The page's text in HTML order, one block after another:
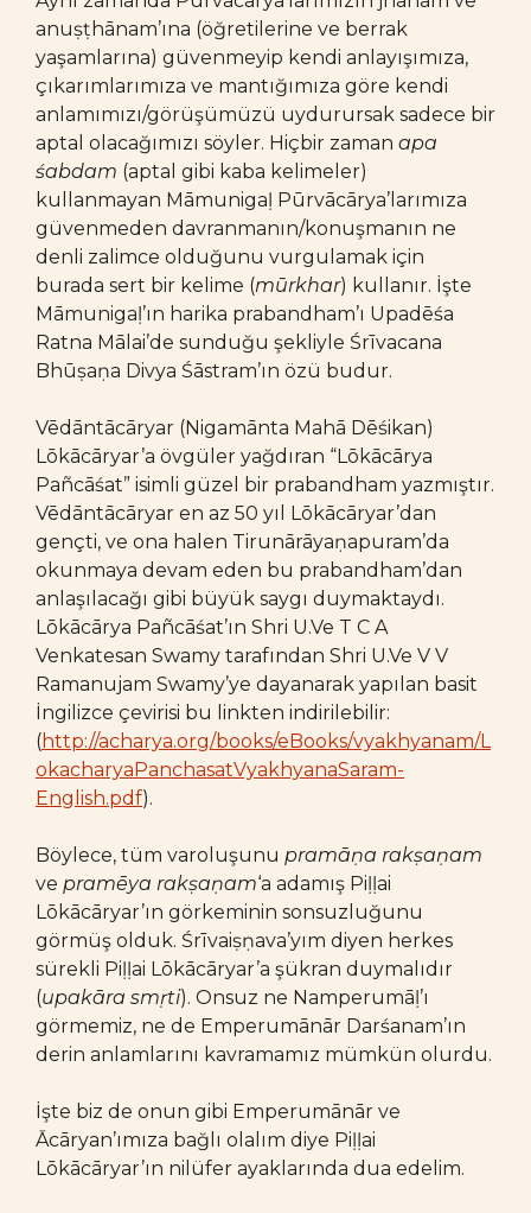
anuṣṭhānam’ına (öğretilerine ve berrak
yaşamlarına) güvenmeyip kendi anlayışımıza,
çıkarımlarımıza ve mantığımıza göre kendi
anlamımızı/görüşümüzü uydurursak sadece bir
aptal olacağımızı söyler. Hiçbir zaman apa
śabdam (aptal gibi kaba kelimeler)
kullanmayan Māmunigaḷ Pūrvācārya’larımıza
güvenmeden davranmanın/konuşmanın ne
denli zalimce olduğunu vurgulamak için
burada sert bir kelime (mūrkhar) kullanır. İşte
Māmunigaḷ’ın harika prabandham’ı Upadēśa
Ratna Mālai’de sunduğu şekliyle Śrīvacana
Bhūṣaṇa Divya Śāstram’ın özü budur.
Vēdāntācāryar (Nigamānta Mahā Dēśikan)
Lōkācāryar’a övgüler yağdıran “Lōkācārya
Pañcāśat” isimli güzel bir prabandham yazmıştır.
Vēdāntācāryar en az 50 yıl Lōkācāryar’dan
gençti, ve ona halen Tirunārāyaṇapuram’da
okunmaya devam eden bu prabandham’dan
anlaşılacağı gibi büyük saygı duymaktaydı.
Lōkācārya Pañcāśat’ın Shri U.Ve T C A
Venkatesan Swamy tarafından Shri U.Ve V V
Ramanujam Swamy’ye dayanarak yapılan basit
İngilizce çevirisi bu linkten indirilebilir:
(http://acharya.org/books/eBooks/vyakhyanam/L
okacharyaPanchasatVyakhyanaSaram-
English.pdf).
Böylece, tüm varoluşunu pramāṇa rakṣaṇam
ve pramēya rakṣaṇam‘a adamış Piḷḷai
Lōkācāryar’ın görkeminin sonsuzluğunu
görmüş olduk. Śrīvaiṣṇava’yım diyen herkes
sürekli Piḷḷai Lōkācāryar’a şükran duymalıdır
(upakāra smṛti). Onsuz ne Namperumāḷ’ı
görmemiz, ne de Emperumānār Darśanam’ın
derin anlamlarını kavramamız mümkün olurdu.
İşte biz de onun gibi Emperumānār ve
Ācāryan’ımıza bağlı olalım diye Piḷḷai
Lōkācāryar’ın nilüfer ayaklarında dua edelim.